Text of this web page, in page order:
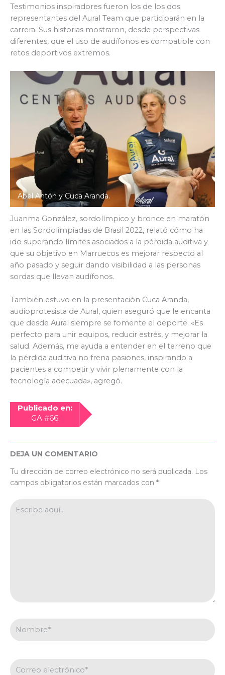
Testimonios inspiradores fueron los de los dos
representantes del Aural Team que participarán en la
carrera. Sus historias mostraron, desde perspectivas
diferentes, que el uso de audífonos es compatible con
retos deportivos extremos.
Abel Antón y Cuca Aranda.
Juanma González, sordolímpico y bronce en maratón
en las Sordolimpiadas de Brasil 2022, relató cómo ha
ido superando límites asociados a la pérdida auditiva y
que su objetivo en Marruecos es mejorar respecto al
año pasado y seguir dando visibilidad a las personas
sordas que llevan audífonos.
También estuvo en la presentación Cuca Aranda,
audioprotesista de Aural, quien aseguró que le encanta
que desde Aural siempre se fomente el deporte. «Es
perfecto para unir equipos, reducir estrés, y mejorar la
salud. Además, me ayuda a entender en el terreno que
la pérdida auditiva no frena pasiones, inspirando a
pacientes a competir y vivir plenamente con la
tecnología adecuada», agregó.
Publicado en:
GA #66
DEJA UN COMENTARIO
Tu dirección de correo electrónico no será publicada. Los
campos obligatorios están marcados con *